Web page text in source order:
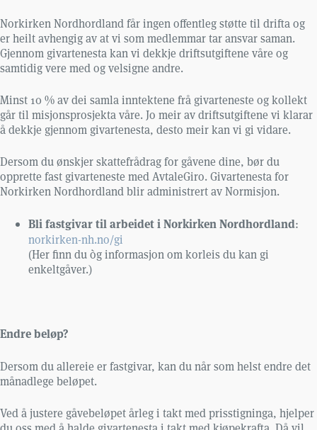
Norkirken Nordhordland får ingen offentleg støtte til drifta og
er heilt avhengig av at vi som medlemmar tar ansvar saman.
Gjennom givartenesta kan vi dekkje driftsutgiftene våre og
samtidig vere med og velsigne andre.
Minst 10 % av dei samla inntektene frå givarteneste og kollekt
går til misjonsprosjekta våre. Jo meir av driftsutgiftene vi klarar
å dekkje gjennom givartenesta, desto meir kan vi gi vidare.
Dersom du ønskjer skattefrådrag for gåvene dine, bør du
opprette fast givarteneste med AvtaleGiro. Givartenesta for
Norkirken Nordhordland blir administrert av Normisjon.
Bli fastgivar til arbeidet i Norkirken Nordhordland:
norkirken-nh.no/gi
(Her finn du òg informasjon om korleis du kan gi
enkeltgåver.)
Endre beløp?
Dersom du allereie er fastgivar, kan du når som helst endre det
månadlege beløpet.
Ved å justere gåvebeløpet årleg i takt med prisstigninga, hjelper